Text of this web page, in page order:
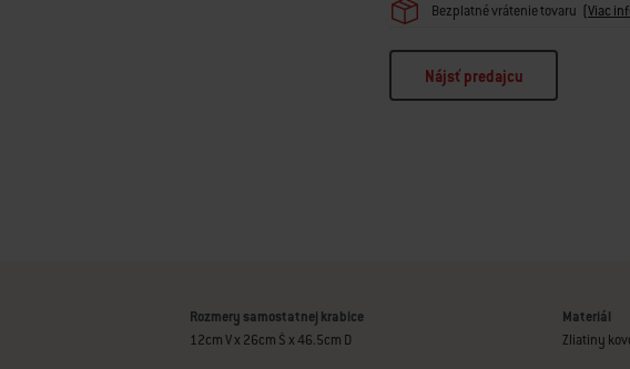
Bezplatné vrátenie tovaru (Viac
Nájsť predajcu
Rozmery samostatnej krabice
12cm V x 26cm Š x 46.5cm D
Materiál
Zliatiny